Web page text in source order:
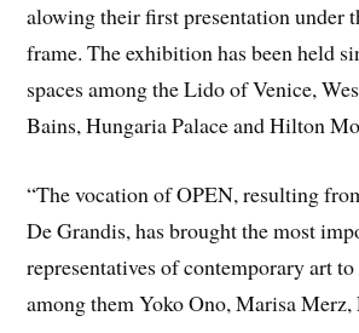
alowing their first presentation under
frame. The exhibition has been held
spaces among the Lido of Venice,
Bains, Hungaria Palace and Hilton
“The vocation of OPEN, resulting
De Grandis, has brought the most
representatives of contemporary art
among them Yoko Ono, Marisa